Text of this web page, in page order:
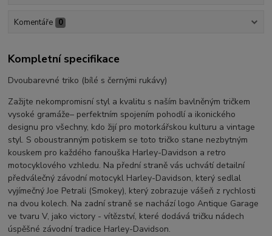
Komentáře 0
Kompletní specifikace
Dvoubarevné triko (bílé s černými rukávy)
Zažijte nekompromisní styl a kvalitu s naším bavlněným tričkem
vysoké gramáže– perfektním spojením pohodlí a ikonického
designu pro všechny, kdo žijí pro motorkářskou kulturu a vintage
styl. S oboustranným potiskem se toto tričko stane nezbytným
kouskem pro každého fanouška Harley-Davidson a retro
motocyklového vzhledu. Na přední straně vás uchvátí detailní
předválečný závodní motocykl Harley-Davidson, který sedlal
vyjímečný Joe Petrali (Smokey), který zobrazuje vášeň z rychlosti
na dvou kolech. Na zadní straně se nachází logo Antique Garage
ve tvaru V, jako victory - vítězství, které dodává tričku nádech
úspěšné závodní tradice Harley-Davidson.